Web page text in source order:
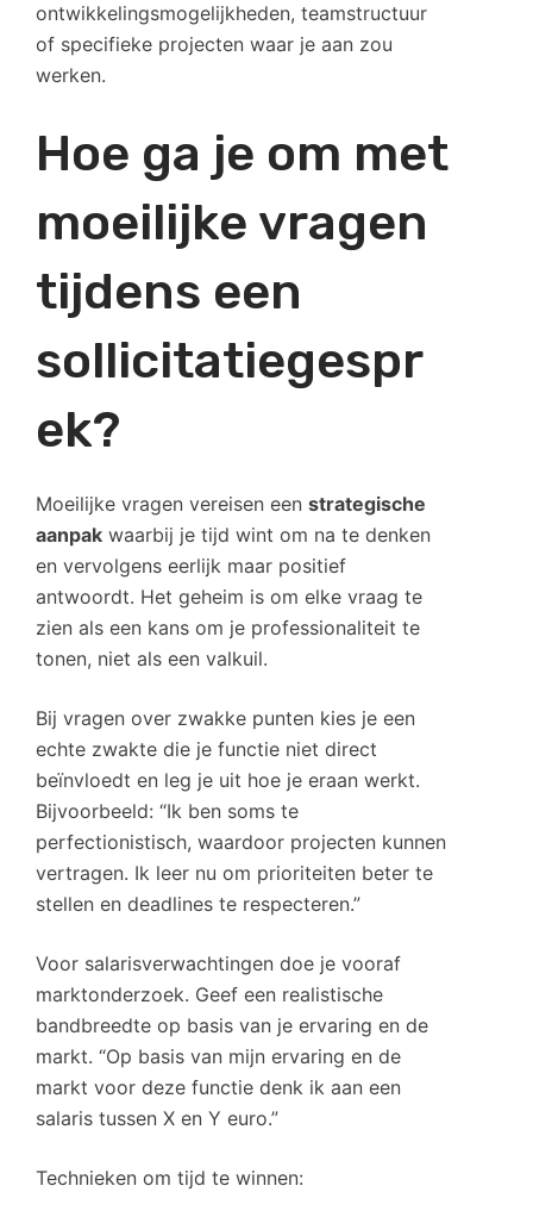
ontwikkelingsmogelijkheden, teamstructuur
of specifieke projecten waar je aan zou
werken.
Hoe ga je om met
moeilijke vragen
tijdens een
sollicitatiegespr
ek?
Moeilijke vragen vereisen een strategische
aanpak waarbij je tijd wint om na te denken
en vervolgens eerlijk maar positief
antwoordt. Het geheim is om elke vraag te
zien als een kans om je professionaliteit te
tonen, niet als een valkuil.
Bij vragen over zwakke punten kies je een
echte zwakte die je functie niet direct
beïnvloedt en leg je uit hoe je eraan werkt.
Bijvoorbeeld: “Ik ben soms te
perfectionistisch, waardoor projecten kunnen
vertragen. Ik leer nu om prioriteiten beter te
stellen en deadlines te respecteren.”
Voor salarisverwachtingen doe je vooraf
marktonderzoek. Geef een realistische
bandbreedte op basis van je ervaring en de
markt. “Op basis van mijn ervaring en de
markt voor deze functie denk ik aan een
salaris tussen X en Y euro.”
Technieken om tijd te winnen: